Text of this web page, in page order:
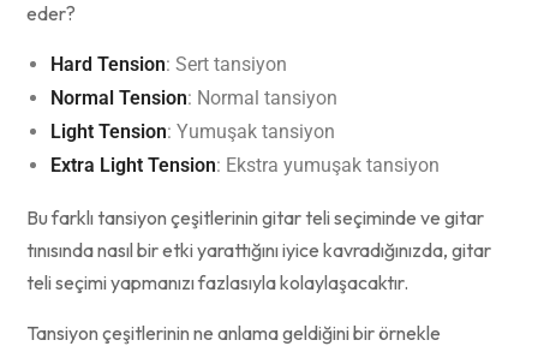
eder?
Hard Tension: Sert tansiyon
Normal Tension: Normal tansiyon
Light Tension: Yumuşak tansiyon
Extra Light Tension: Ekstra yumuşak tansiyon
Bu farklı tansiyon çeşitlerinin gitar teli seçiminde ve gitar
tınısında nasıl bir etki yarattığını iyice kavradığınızda, gitar
teli seçimi yapmanızı fazlasıyla kolaylaşacaktır.
Tansiyon çeşitlerinin ne anlama geldiğini bir örnekle